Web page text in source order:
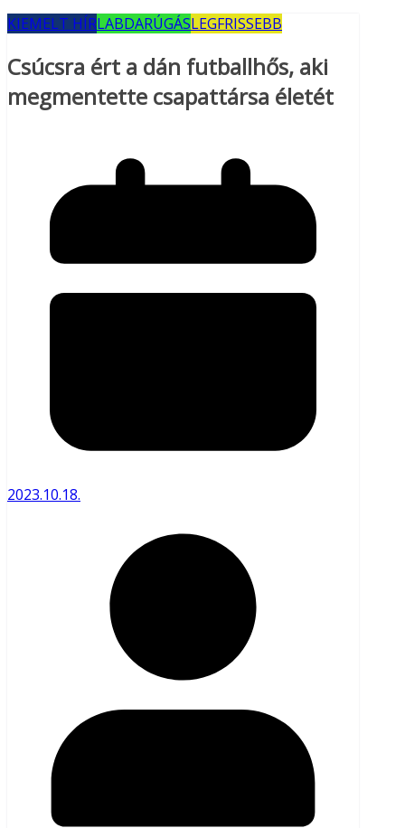
KIEMELT HÍRLABDARÚGÁSLEGFRISSEBB
Csúcsra ért a dán futballhős, aki
megmentette csapattársa életét
2023.10.18.